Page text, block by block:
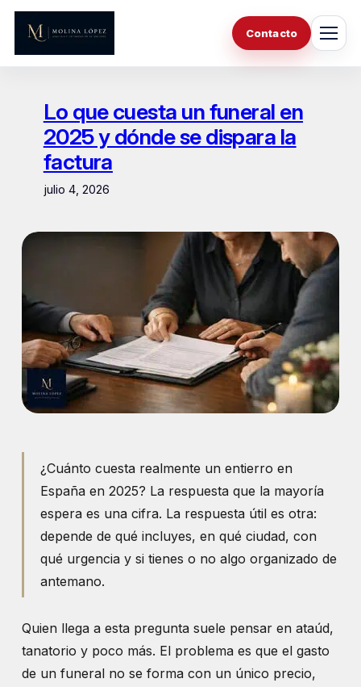
Saltar
contenido
Contacto
Lo que cuesta un funeral en
2025 y dónde se dispara la
factura
julio 4, 2026
¿Cuánto cuesta realmente un entierro en
España en 2025? La respuesta que la mayoría
espera es una cifra. La respuesta útil es otra:
depende de qué incluyes, en qué ciudad, con
qué urgencia y si tienes o no algo organizado de
antemano.
Quien llega a esta pregunta suele pensar en ataúd,
tanatorio y poco más. El problema es que el gasto
de un funeral no se forma con un único precio,